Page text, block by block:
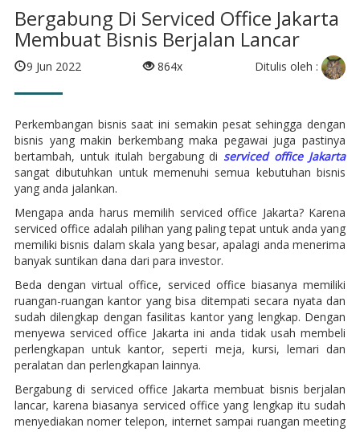
Bergabung Di Serviced Office Jakarta
Membuat Bisnis Berjalan Lancar
9 Jun 2022 864x Ditulis oleh :
Perkembangan bisnis saat ini semakin pesat sehingga dengan
bisnis yang makin berkembang maka pegawai juga pastinya
bertambah, untuk itulah bergabung diserviced office Jakarta
sangat dibutuhkan untuk memenuhi semua kebutuhan bisnis
yang anda jalankan.
Mengapa anda harus memilih serviced office Jakarta? Karena
serviced office adalah pilihan yang paling tepat untuk anda yang
memiliki bisnis dalam skala yang besar, apalagi anda menerima
banyak suntikan dana dari para investor.
Beda dengan virtual office, serviced office biasanya memiliki
ruangan-ruangan kantor yang bisa ditempati secara nyata dan
sudah dilengkap dengan fasilitas kantor yang lengkap. Dengan
menyewa serviced office Jakarta ini anda tidak usah membeli
perlengkapan untuk kantor, seperti meja, kursi, lemari dan
peralatan dan perlengkapan lainnya.
Bergabung di serviced office Jakarta membuat bisnis berjalan
lancar, karena biasanya serviced office yang lengkap itu sudah
menyediakan nomer telepon, internet sampai ruangan meeting